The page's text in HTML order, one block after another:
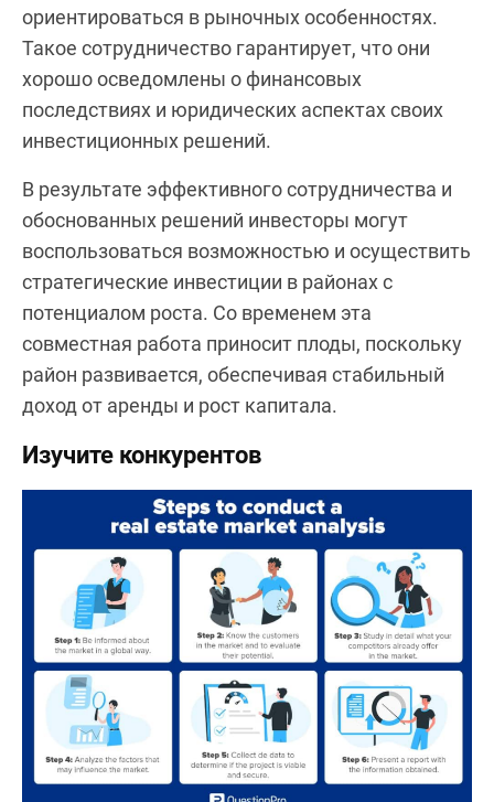
ориентироваться в рыночных особенностях.
Такое сотрудничество гарантирует, что они
хорошо осведомлены о финансовых
последствиях и юридических аспектах своих
инвестиционных решений.
В результате эффективного сотрудничества и
обоснованных решений инвесторы могут
воспользоваться возможностью и осуществить
стратегические инвестиции в районах с
потенциалом роста. Со временем эта
совместная работа приносит плоды, поскольку
район развивается, обеспечивая стабильный
доход от аренды и рост капитала.
Изучите конкурентов